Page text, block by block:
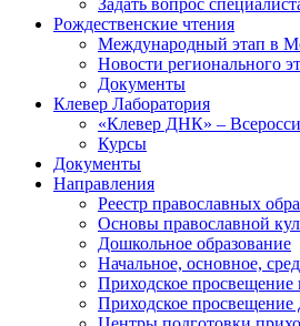
Задать вопрос
Рождественские чтения
Международный этап в
Новости регионального
Документы
Клевер Лаборатория
«Клевер ДНК» –
Курсы
Документы
Направления
Реестр православных
Основы православной
Дошкольное образование
Начальное, основное,
Приходское просвещение
Приходское просвещение